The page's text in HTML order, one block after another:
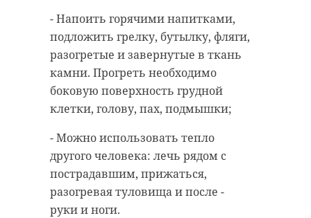
- Напоить горячими напитками,
подложить грелку, бутылку, фляги,
разогретые и завернутые в ткань
камни. Прогреть необходимо
боковую поверхность грудной
клетки, голову, пах, подмышки;
- Можно использовать тепло
другого человека: лечь рядом с
пострадавшим, прижаться,
разогревая туловища и после -
руки и ноги.